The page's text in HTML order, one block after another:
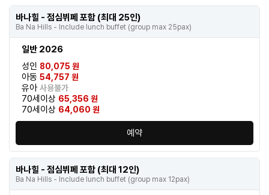
바나힐 - 점심뷔페 포함 (최대 25인)
Ba Na Hills - Include lunch buffet (group max 25pax)
일반 2026
성인 80,075 원
아동 54,757 원
유아사용불가
70세이상 65,356 원
70세이상 64,060 원
예약
바나힐 - 점심뷔페 포함 (최대 12인)
Ba Na Hills - Include lunch buffet (group max 12pax)